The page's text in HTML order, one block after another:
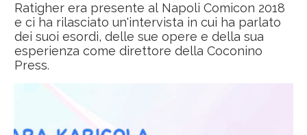
Ratigher era presente al Napoli Comicon 2018
e ci ha rilasciato un'intervista in cui ha parlato
dei suoi esordi, delle sue opere e della sua
esperienza come direttore della Coconino
Press.